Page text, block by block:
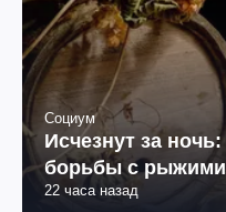
Социум
Исчезнут за
борьбы с рыжими
22 часа назад